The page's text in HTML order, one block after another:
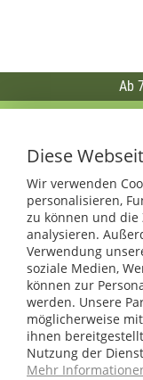
Ab
Shop Service
Informationen
* bei Paketversand.
Copyright © afp
Sicher
Diese
Wir verwenden
personalisieren,
zu können und die
analysieren.
Verwendung
soziale Medien,
können zur
werden. Unsere
möglicherweise
ihnen
Nutzung der
Mehr